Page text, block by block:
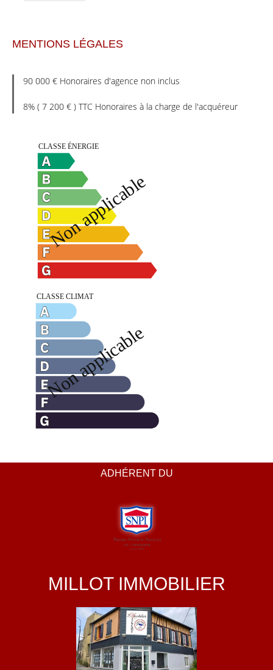
MENTIONS LÉGALES
90 000 € Honoraires d'agence non inclus
8% ( 7 200 € ) TTC Honoraires à la charge de l'acquéreur
ADHÉRENT DU
MILLOT IMMOBILIER